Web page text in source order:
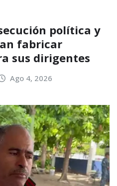
política y
fabricar
sus dirigentes
Ago 4, 2026